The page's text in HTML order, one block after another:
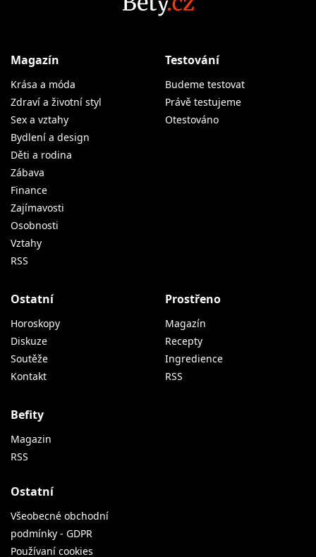
Magazín
Krása a móda
Zdraví a životní styl
Sex a vztahy
Bydlení a design
Děti a rodina
Zábava
Finance
Zajímavosti
Osobnosti
Vztahy
RSS
Testování
Budeme testovat
Právě testujeme
Otestováno
Ostatní
Horoskopy
Diskuze
Soutěže
Kontakt
Prostřeno
Magazín
Recepty
Ingredience
RSS
Befity
Magazin
RSS
Ostatní
Všeobecné obchodní
podmínky - GDPR
Používaní cookies